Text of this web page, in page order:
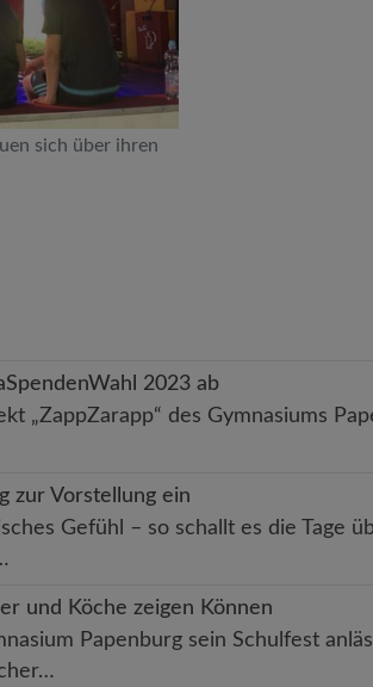
sich über ihren
2023 ab
„ZappZarapp“ des Gymnasiums
zur Vorstellung ein
Gefühl – so schallt es die Tage
und Köche zeigen Können
Papenburg sein Schulfest